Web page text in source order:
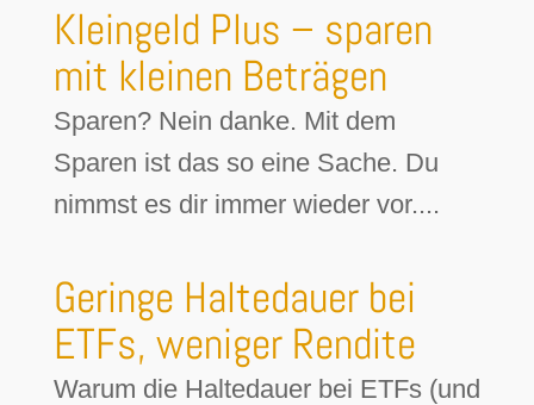
Kleingeld Plus – sparen
mit kleinen Beträgen
Sparen? Nein danke. Mit dem
Sparen ist das so eine Sache. Du
nimmst es dir immer wieder vor....
Geringe Haltedauer bei
ETFs, weniger Rendite
Warum die Haltedauer bei ETFs (und